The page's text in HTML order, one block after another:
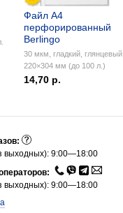
Файл А4
перфорированный
Berlingo
30 мкм, гладкий, глянцевый,
220×304 мм (до 100 л.)
14,70 р.
выходных): 9:00—18:00
выходных): 9:00—18:00